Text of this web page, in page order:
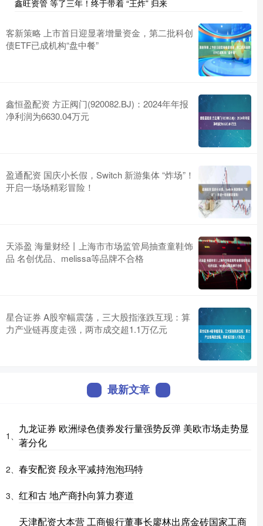
鑫旺资管 等了三年！终于带着 “王炸” 归来
客新策略 上市首日迎显著增量资金，第二批科创
债ETF已成机构“盘中餐”
鑫恒盈配资 方正阀门(920082.BJ)：2024年年报
净利润为6630.04万元
盈通配资 国庆小长假，Switch 新游集体 “炸场”！
开启一场场精彩冒险！
天添盈 海量财经丨上海市市场监管局抽查童鞋饰
品 名创优品、melissa等品牌不合格
星合证券 A股窄幅震荡，三大股指涨跌互现：算
力产业链再度走强，两市成交超1.1万亿元
最新文章
1、
九龙证券 欧洲绿色债券发行量强势反弹 美欧市场走势显
著分化
2、 春安配资 段永平减持泡泡玛特
3、 红和古 地产商扑向算力赛道
天津配资大本营 工商银行董事长廖林出席金砖国家工商